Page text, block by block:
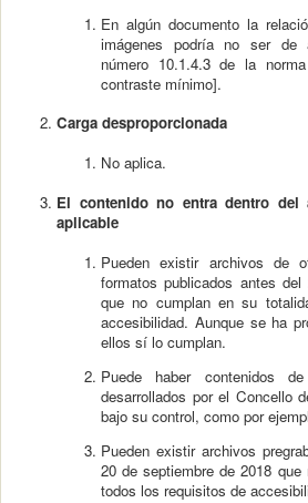
En algún documento la
imágenes podría no ser de
número 10.1.4.3 de la
contraste mínimo].
Carga desproporcionada
No aplica.
El contenido no entra dentro
aplicable
Pueden existir archivos de
formatos publicados antes
que no cumplan en su
accesibilidad. Aunque se ha
ellos sí lo cumplan.
Puede haber contenidos
desarrollados por el Concello
bajo su control, como por
Pueden existir archivos
20 de septiembre de 2018
todos los requisitos de